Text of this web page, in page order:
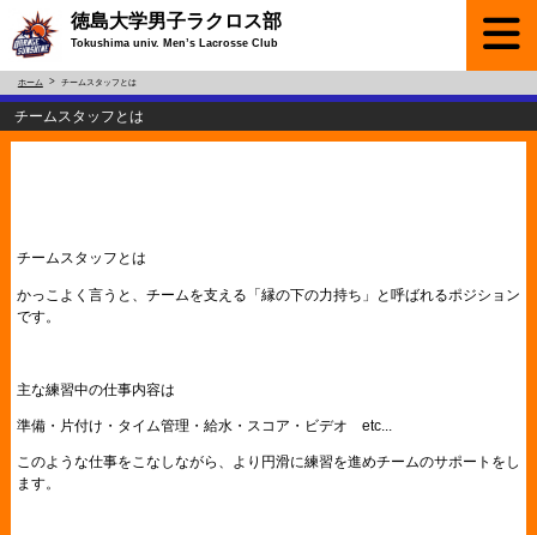
徳島大学男子ラクロス部
Tokushima univ. Men’s Lacrosse Club
ホーム チームスタッフとは
チームスタッフとは
チームスタッフとは
かっこよく言うと、チームを支える「縁の下の力持ち」と呼ばれるポジション
です。
主な練習中の仕事内容は
準備・片付け・タイム管理・給水・スコア・ビデオ etc...
このような仕事をこなしながら、より円滑に練習を進めチームのサポートをし
ます。